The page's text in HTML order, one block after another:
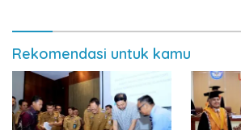
Rekomendasi untuk kamu